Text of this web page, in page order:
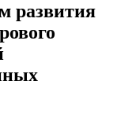
развития